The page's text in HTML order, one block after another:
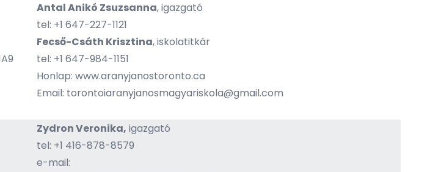
Antal Anikó Zsuzsanna, igazgató
tel: +1 647-227-1121
Fecső-Csáth Krisztina, iskolatitkár
tel: +1 647-984-1151
Honlap: www.aranyjanostoronto.ca
Email: torontoiaranyjanosmagyariskola@gmail.com
Zydron Veronika, igazgató
tel: +1 416-878-8579
e-mail: